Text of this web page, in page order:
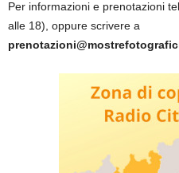
Per informazioni e prenotazioni
alle 18), oppure scrivere a